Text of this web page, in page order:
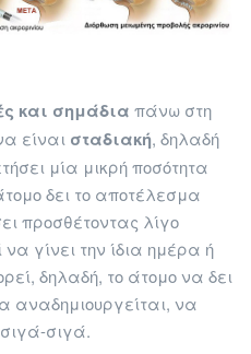
και σημάδια πάνω στη
είναι σταδιακή, δηλαδή
μία μικρή ποσότητα
δει το αποτέλεσμα
προσθέτοντας λίγο
γίνει την ίδια ημέρα ή
δηλαδή, το άτομο να δει
αναδημιουργείται, να
σιγά.